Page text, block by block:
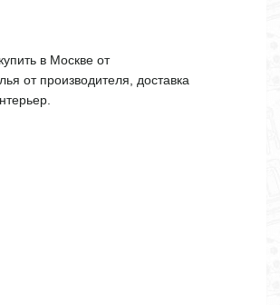
в Москве от
от производителя, доставка